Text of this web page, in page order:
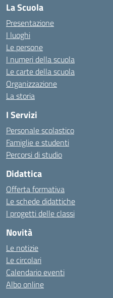
La Scuola
Presentazione
I luoghi
Le persone
I numeri della scuola
Le carte della scuola
Organizzazione
La storia
I Servizi
Personale scolastico
Famiglie e studenti
Percorsi di studio
Didattica
Offerta formativa
Le schede didattiche
I progetti delle classi
Novità
Le notizie
Le circolari
Calendario eventi
Albo online